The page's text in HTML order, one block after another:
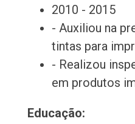
2010 - 2015
- Auxiliou na
tintas para
- Realizou
em produtos
Educação: